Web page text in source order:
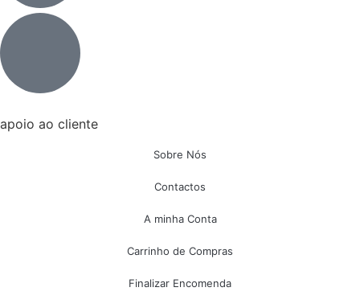
apoio ao cliente
Sobre Nós
Contactos
A minha Conta
Carrinho de Compras
Finalizar Encomenda